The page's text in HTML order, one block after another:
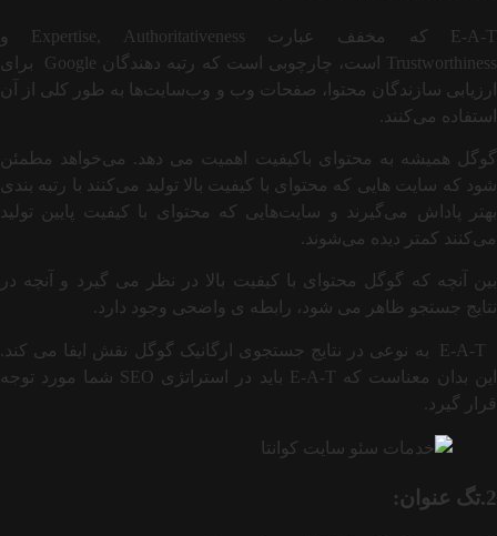
E-A-T که مخفف عبارت Expertise, Authoritativeness و
Trustworthiness است، چارچوبی است که رتبه ‌دهندگان Google برای
ارزیابی سازندگان محتوا، صفحات وب و وب‌سایت‌ها به طور کلی از آن
استفاده می‌کنند.
گوگل همیشه به محتوای باکیفیت اهمیت می دهد. می‌خواهد مطمئن
شود که سایت‌ هایی که محتوای با کیفیت بالا تولید می‌کنند با رتبه ‌بندی
بهتر پاداش می‌گیرند و سایت‌هایی که محتوای با کیفیت پایین تولید
می‌کنند کمتر دیده می‌شوند.
بین آنچه که گوگل محتوای با کیفیت بالا در نظر می گیرد و آنچه در
نتایج جستجو ظاهر می شود، رابطه ی واضحی وجود دارد.
E-A-T به نوعی در نتایج جستجوی ارگانیک گوگل نقش ایفا می کند.
این بدان معناست که E-A-T باید در استراتژی SEO شما مورد توجه
قرار گیرد.
2.تگ عنوان: